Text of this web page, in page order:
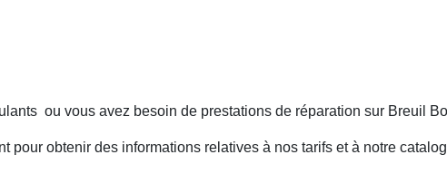
ou vous avez besoin de prestations de réparation sur Breuil
pour obtenir des informations relatives à nos tarifs et à notre